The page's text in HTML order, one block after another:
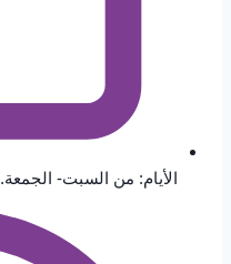
الأيام: من السبت- الجمعة.